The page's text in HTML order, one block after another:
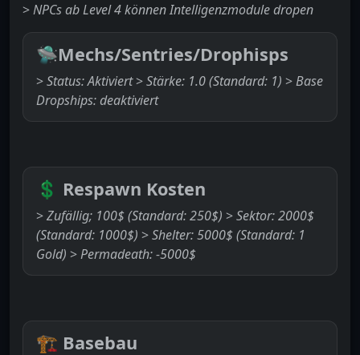
>NPCs ab Level 4 können Intelligenzmodule dropen
🛸Mechs/Sentries/Drophisps
>Status: Aktiviert>Stärke: 1.0 (Standard: 1) >Base
Dropships: deaktiviert
💲 Respawn Kosten
>Zufällig; 100$ (Standard: 250$) >Sektor: 2000$
(Standard: 1000$) >Shelter: 5000$ (Standard: 1
Gold) >Permadeath: -5000$
🏗️ Basebau